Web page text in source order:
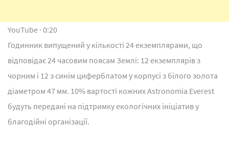
YouTube · 0:20
Годинник випущений у кількості 24 екземплярами, що
відповідає 24 часовим поясам Землі: 12 екземплярів з
чорним і 12 з синім циферблатом у корпусі з білого золота
діаметром 47 мм. 10% вартості кожних Astronomia Everest
будуть передані на підтримку екологічних ініціатив у
благодійні організації.